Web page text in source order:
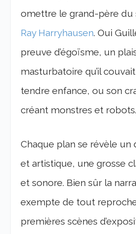
omettre le grand-père du
Ray Harryhausen. Oui
preuve d’égoïsme, un
masturbatoire qu’il
tendre enfance, ou son
créant monstres et robots.
Chaque plan se révèle un
et artistique, une grosse
et sonore. Bien sûr la
exempte de tout
premières scènes